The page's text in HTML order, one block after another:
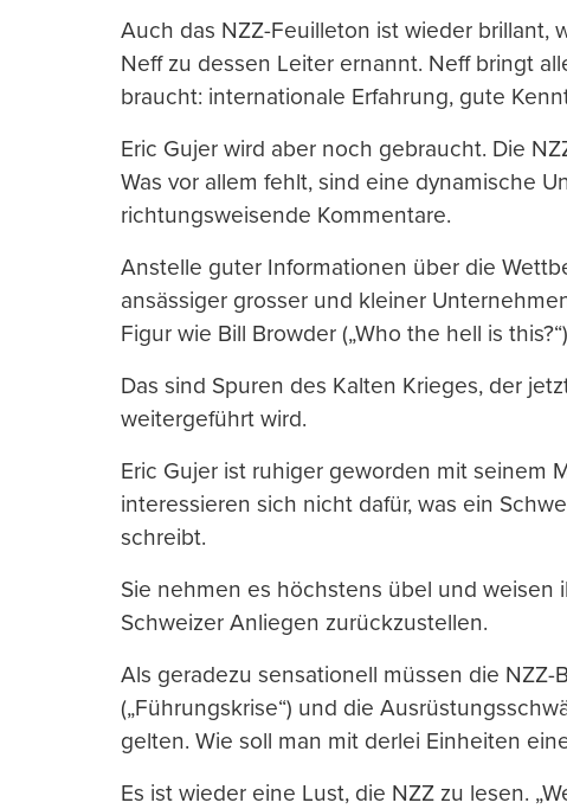
Auch das NZZ-Feuilleton ist wieder brillant,
Neff zu dessen Leiter ernannt. Neff bringt
braucht: internationale Erfahrung, gute
Eric Gujer wird aber noch gebraucht. Die
Was vor allem fehlt, sind eine dynamische
richtungsweisende Kommentare.
Anstelle guter Informationen über die
ansässiger grosser und kleiner
Figur wie Bill Browder („Who the hell is
Das sind Spuren des Kalten Krieges, der
weitergeführt wird.
Eric Gujer ist ruhiger geworden mit seinem
interessieren sich nicht dafür, was ein
schreibt.
Sie nehmen es höchstens übel und weisen
Schweizer Anliegen zurückzustellen.
Als geradezu sensationell müssen die NZZ-
(„Führungskrise“) und die
gelten. Wie soll man mit derlei Einheiten
Es ist wieder eine Lust, die NZZ zu lesen.